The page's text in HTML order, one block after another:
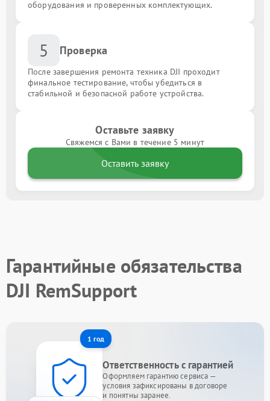
оборудования и проверенных комплектующих.
5 Проверка
После завершения ремонта техника DJI проходит
финальное тестирование, чтобы убедиться в
стабильной и безопасной работе устройства.
Оставьте заявку
Свяжемся с Вами в течение 5 минут
Оставить заявку
Гарантийные обязательства
DJI RemSupport
1 год
Ответственность с гарантией
Оформляем гарантию сервиса —
условия зафиксированы в договоре
и понятны заранее.